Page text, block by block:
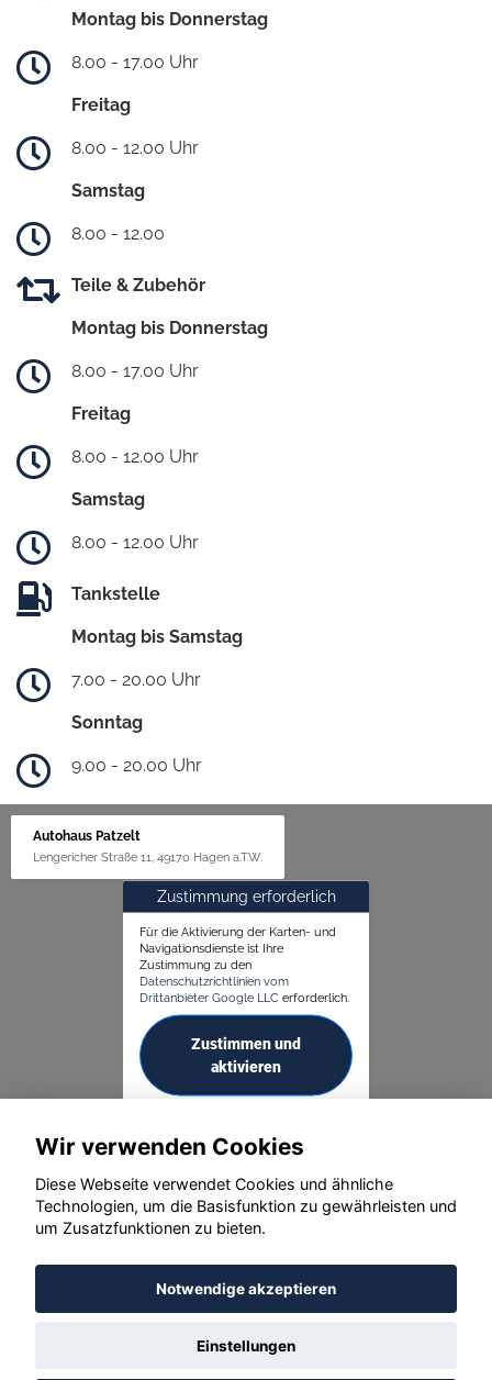
Montag bis Donnerstag
8.00 - 17.00 Uhr
Freitag
8.00 - 12.00 Uhr
Samstag
8.00 - 12.00
Teile & Zubehör
Montag bis Donnerstag
8.00 - 17.00 Uhr
Freitag
8.00 - 12.00 Uhr
Samstag
8.00 - 12.00 Uhr
Tankstelle
Montag bis Samstag
7.00 - 20.00 Uhr
Sonntag
9.00 - 20.00 Uhr
Autohaus Patzelt
Lengericher Straße 11, 49170 Hagen a.T.W.
Zustimmung erforderlich
Für die Aktivierung der Karten- und
Navigationsdienste ist Ihre
Zustimmung zu den
Datenschutzrichtlinien vom
Drittanbieter Google LLC erforderlich.
Zustimmen und
aktivieren
© konjunkturmotor.de GmbH 2020 - 2026
Wir verwenden Cookies
Diese Webseite verwendet Cookies und ähnliche
Technologien, um die Basisfunktion zu gewährleisten und
um Zusatzfunktionen zu bieten.
Notwendige akzeptieren
Einstellungen